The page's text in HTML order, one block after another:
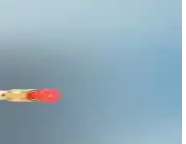
koruyucu korkuluk ve ayarlanabilir bacaklar
ve pratik kilitleme sistemiyle kullanım kolaylığı